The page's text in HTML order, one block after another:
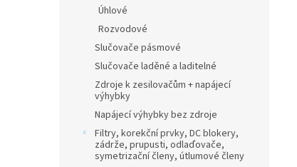
Úhlové
Rozvodové
Slučovače pásmové
Slučovače laděné a laditelné
Zdroje k zesilovačům + napájecí
výhybky
Napájecí výhybky bez zdroje
Filtry, korekční prvky, DC blokery,
zádrže, prupusti, odlaďovače,
symetrizační členy, útlumové členy